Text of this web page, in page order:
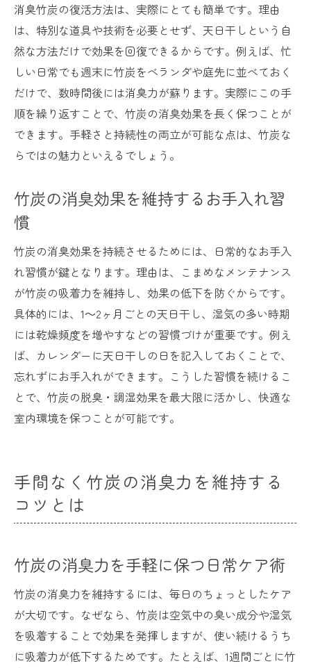
消臭竹炭の復活方法は、実際にとても簡単です。理由
は、特別な道具や技術を必要とせず、天日干しという自
然な方法だけで効果を回復できるからです。例えば、忙
しい日常でも週末に竹炭をベランダや庭先に並べておく
だけで、数時間後には消臭力が蘇ります。実際にこの手
順を繰り返すことで、竹炭の消臭効果を長く保つことが
できます。手軽さと持続性の両立が可能な点は、竹炭な
らではの魅力といえるでしょう。
竹炭の消臭効果を維持するお手入れ習
慣
竹炭の消臭効果を持続させるためには、日常的なお手入
れ習慣が鍵となります。理由は、こまめなメンテナンス
が竹炭の吸着力を維持し、効果の低下を防ぐからです。
具体的には、1～2ヶ月ごとの天日干し、湿気の多い時期
には乾燥頻度を増やすなどの習慣づけが重要です。例え
ば、カレンダーに天日干しの日を記入しておくことで、
忘れずにお手入れができます。こうした習慣を続けるこ
とで、竹炭の脱臭・調湿効果を最大限に活かし、快適な
室内環境を保つことが可能です。
手間なく竹炭の消臭力を維持する
コツとは
竹炭の消臭力を手軽に保つ日常ケア術
竹炭の消臭力を維持するには、毎日のちょっとしたケア
が大切です。なぜなら、竹炭は空気中の臭い成分や湿気
を吸着することで効果を発揮しますが、使い続けるうち
に吸着力が低下するためです。たとえば、1週間ごとに竹